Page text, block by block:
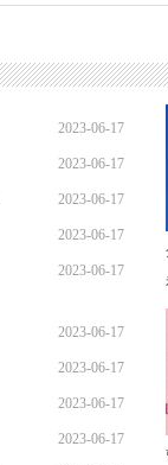
2023-06-17
09:37:44
2023-06-17
10:01:55
2023-06-17
09:47:41
2023-06-17
09:43:00
2023-06-17
2023-06-17
09:42:58
2023-06-17
09:58:01
2023-06-17
09:46:23
2023-06-17